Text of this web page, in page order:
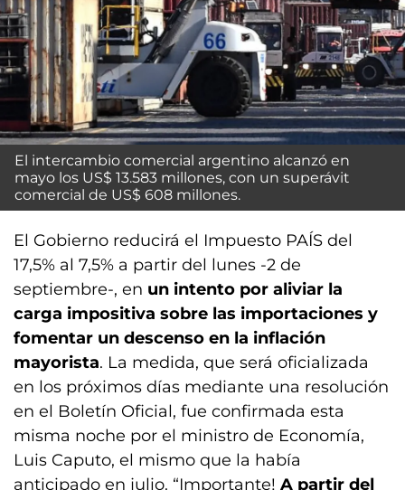
El intercambio comercial argentino alcanzó en
mayo los US$ 13.583 millones, con un superávit
comercial de US$ 608 millones.
El Gobierno reducirá el Impuesto PAÍS del
17,5% al 7,5% a partir del lunes -2 de
septiembre-, en un intento por aliviar la
carga impositiva sobre las importaciones y
fomentar un descenso en la inflación
mayorista. La medida, que será oficializada
en los próximos días mediante una resolución
en el Boletín Oficial, fue confirmada esta
misma noche por el ministro de Economía,
Luis Caputo, el mismo que la había
anticipado en julio. “Importante! A partir del